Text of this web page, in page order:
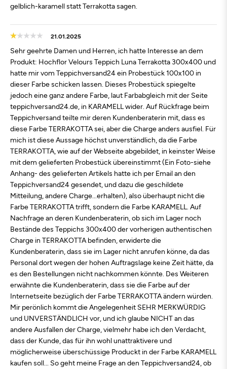
gelblich-karamell statt Terrakotta sagen.
21.01.2025
Sehr geehrte Damen und Herren, ich hatte Interesse an dem
Produkt: Hochflor Velours Teppich Luna Terrakotta 300x400 und
hatte mir vom Teppichversand24 ein Probestück 100x100 in
dieser Farbe schicken lassen. Dieses Probestück spiegelte
jedoch eine ganz andere Farbe, laut Farbabgleich mit der Seite
teppichversand24.de, in KARAMELL wider. Auf Rückfrage beim
Teppichversand teilte mir deren Kundenberaterin mit, dass es
diese Farbe TERRAKOTTA sei, aber die Charge anders ausfiel. Für
mich ist diese Aussage höchst unverständlich, da die Farbe
TERRAKOTTA, wie auf der Webseite abgebildet, in keinster Weise
mit dem gelieferten Probestück übereinstimmt (Ein Foto-siehe
Anhang- des gelieferten Artikels hatte ich per Email an den
Teppichversand24 gesendet, und dazu die geschildete
Mitteilung, andere Charge...erhalten), also überhaupt nicht die
Farbe TERRAKOTTA trifft, sondern die Farbe KARAMELL. Auf
Nachfrage an deren Kundenberaterin, ob sich im Lager noch
Bestände des Teppichs 300x400 der vorherigen authentischen
Charge in TERRAKOTTA befinden, erwiderte die
Kundenberaterin, dass sie im Lager nicht anrufen könne, da das
Personal dort wegen der hohen Auftragslage keine Zeit hätte, da
es den Bestellungen nicht nachkommen könnte. Des Weiteren
erwähnte die Kundenberaterin, dass sie die Farbe auf der
Internetseite bezüglich der Farbe TERRAKOTTA ändern würden.
Mir perönlich kommt die Angelegenheit SEHR MERKWÜRDIG
und UNVERSTÄNDLICH vor, und ich glaube NICHT an das
andere Ausfallen der Charge, vielmehr habe ich den Verdacht,
dass der Kunde, das für ihn wohl unattraktivere und
möglicherweise überschüssige Produckt in der Farbe KARAMELL
kaufen soll... So geht meine Frage an den Teppichversand24, ob